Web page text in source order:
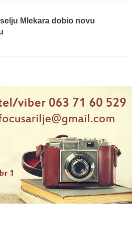
Mlekara dobio novu